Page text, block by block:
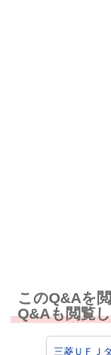
このQ&Aを
Q&Aも閲覧
三菱ＵＦＪ